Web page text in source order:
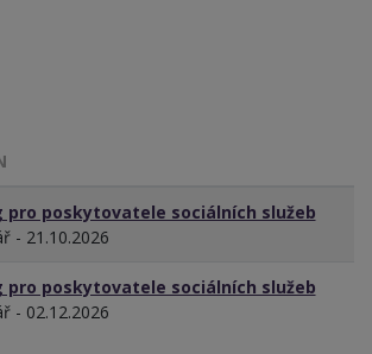
pro poskytovatele sociálních služeb
- 21.10.2026
pro poskytovatele sociálních služeb
- 02.12.2026